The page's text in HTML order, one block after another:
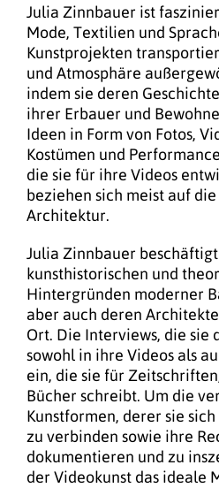
Julia Zinnbauer ist
Mode, Textilien und
Kunstprojekten
und Atmosphäre
indem sie deren
ihrer Erbauer und
Ideen in Form von Fotos,
Kostümen und
die sie für ihre Videos
beziehen sich meist auf
Architektur.
Julia Zinnbauer
kunsthistorischen und
Hintergründen moderner
aber auch deren
Ort. Die Interviews, die sie
sowohl in ihre Videos als
ein, die sie für
Bücher schreibt. Um die
Kunstformen, derer sie
zu verbinden sowie ihre
dokumentieren und zu
der Videokunst das ideale